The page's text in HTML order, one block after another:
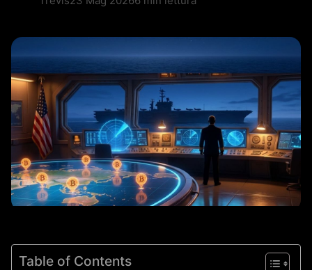
Table of Contents